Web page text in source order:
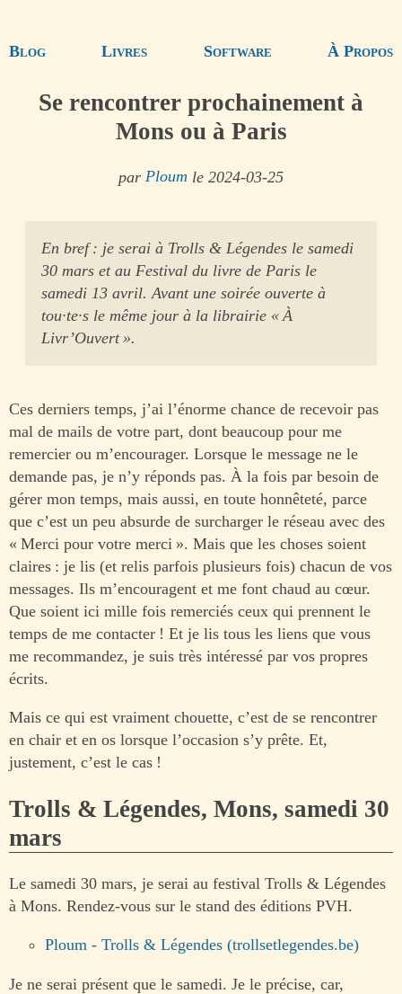
Blog Livres Software À Propos
Se rencontrer prochainement à
Mons ou à Paris
par Ploum le 2024-03-25
En bref : je serai à Trolls & Légendes le samedi
30 mars et au Festival du livre de Paris le
samedi 13 avril. Avant une soirée ouverte à
tou·te·s le même jour à la librairie « À
Livr’Ouvert ».
Ces derniers temps, j’ai l’énorme chance de recevoir pas
mal de mails de votre part, dont beaucoup pour me
remercier ou m’encourager. Lorsque le message ne le
demande pas, je n’y réponds pas. À la fois par besoin de
gérer mon temps, mais aussi, en toute honnêteté, parce
que c’est un peu absurde de surcharger le réseau avec des
« Merci pour votre merci ». Mais que les choses soient
claires : je lis (et relis parfois plusieurs fois) chacun de vos
messages. Ils m’encouragent et me font chaud au cœur.
Que soient ici mille fois remerciés ceux qui prennent le
temps de me contacter ! Et je lis tous les liens que vous
me recommandez, je suis très intéressé par vos propres
écrits.
Mais ce qui est vraiment chouette, c’est de se rencontrer
en chair et en os lorsque l’occasion s’y prête. Et,
justement, c’est le cas !
Trolls & Légendes, Mons, samedi 30
mars
Le samedi 30 mars, je serai au festival Trolls & Légendes
à Mons. Rendez-vous sur le stand des éditions PVH.
Ploum - Trolls & Légendes (trollsetlegendes.be)
Je ne serai présent que le samedi. Je le précise, car,